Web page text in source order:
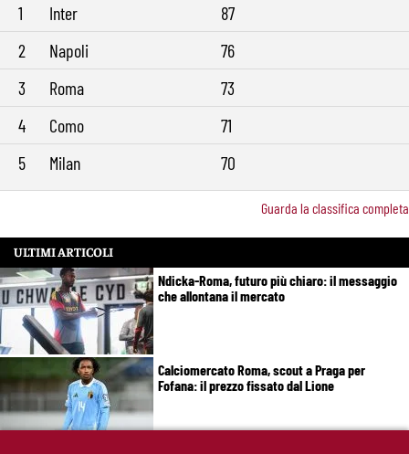
1 Inter
87
2
Napoli
76
3
Roma
73
4
Como
71
5
Milan 70
Guarda la classifica completa
ULTIMI ARTICOLI
Ndicka-Roma, futuro più chiaro: il messaggio
che allontana il mercato
Calciomercato Roma, scout a Praga per
Fofana: il prezzo fissato dal Lione